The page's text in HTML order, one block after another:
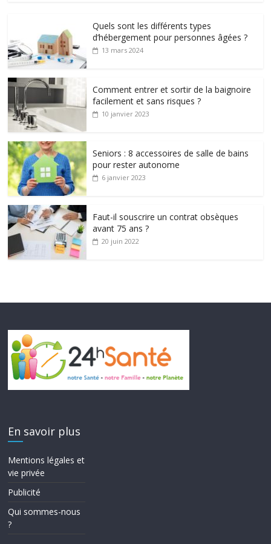
Quels sont les différents types
d’hébergement pour personnes âgées ?
13 mars 2024
Comment entrer et sortir de la baignoire
facilement et sans risques ?
10 janvier 2023
Seniors : 8 accessoires de salle de bains
pour rester autonome
6 janvier 2023
Faut-il souscrire un contrat obsèques
avant 75 ans ?
20 juin 2022
En savoir plus
Mentions légales et
vie privée
Publicité
Qui sommes-nous
?